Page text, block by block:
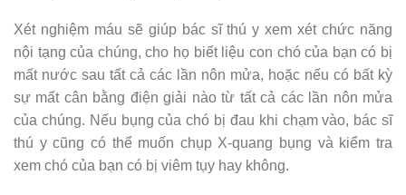
Xét nghiệm máu sẽ giúp bác sĩ thú y xem xét chức năng
nội tạng của chúng, cho họ biết liệu con chó của bạn có bị
mất nước sau tất cả các lần nôn mửa, hoặc nếu có bất kỳ
sự mất cân bằng điện giải nào từ tất cả các lần nôn mửa
của chúng. Nếu bụng của chó bị đau khi chạm vào, bác sĩ
thú y cũng có thể muốn chụp X-quang bụng và kiểm tra
xem chó của bạn có bị viêm tụy hay không.